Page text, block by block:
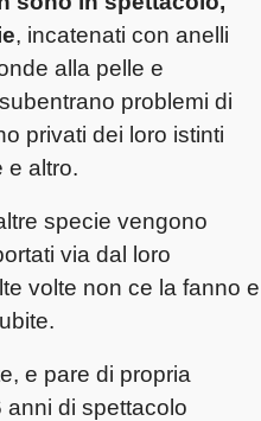
, incatenati con anelli
alla pelle e
problemi di
privati dei loro istinti
e altro.
specie vengono
via dal loro
volte non ce la fanno e
e pare di propria
anni di spettacolo